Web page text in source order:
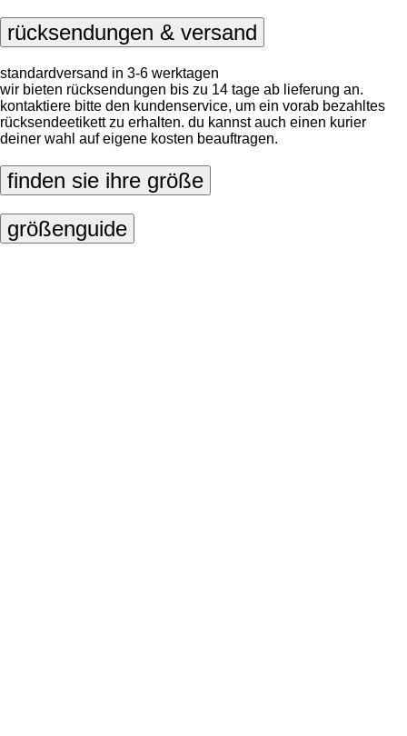
rücksendungen & versand
standardversand in 3-6 werktagen
wir bieten rücksendungen bis zu 14 tage ab lieferung an.
kontaktiere bitte den kundenservice, um ein vorab bezahltes
rücksendeetikett zu erhalten. du kannst auch einen kurier
deiner wahl auf eigene kosten beauftragen.
finden sie ihre größe
größenguide